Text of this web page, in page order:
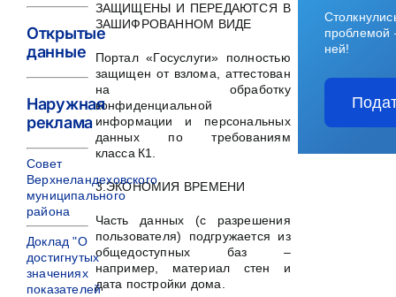
ЗАЩИЩЕНЫ И ПЕРЕДАЮТСЯ В
ЗАШИФРОВАННОМ ВИДЕ
Портал «Госуслуги» полностью
защищен от взлома, аттестован
на обработку
конфиденциальной
информации и персональных
данных по требованиям
класса К1.
3.ЭКОНОМИЯ ВРЕМЕНИ
Часть данных (с разрешения
пользователя) подгружается из
общедоступных баз –
например, материал стен и
дата постройки дома.
Открытые
данные
Наружная
реклама
Совет
Верхнеландеховского
муниципального
района
Доклад "О
достигнутых
значениях
показателей
ней!